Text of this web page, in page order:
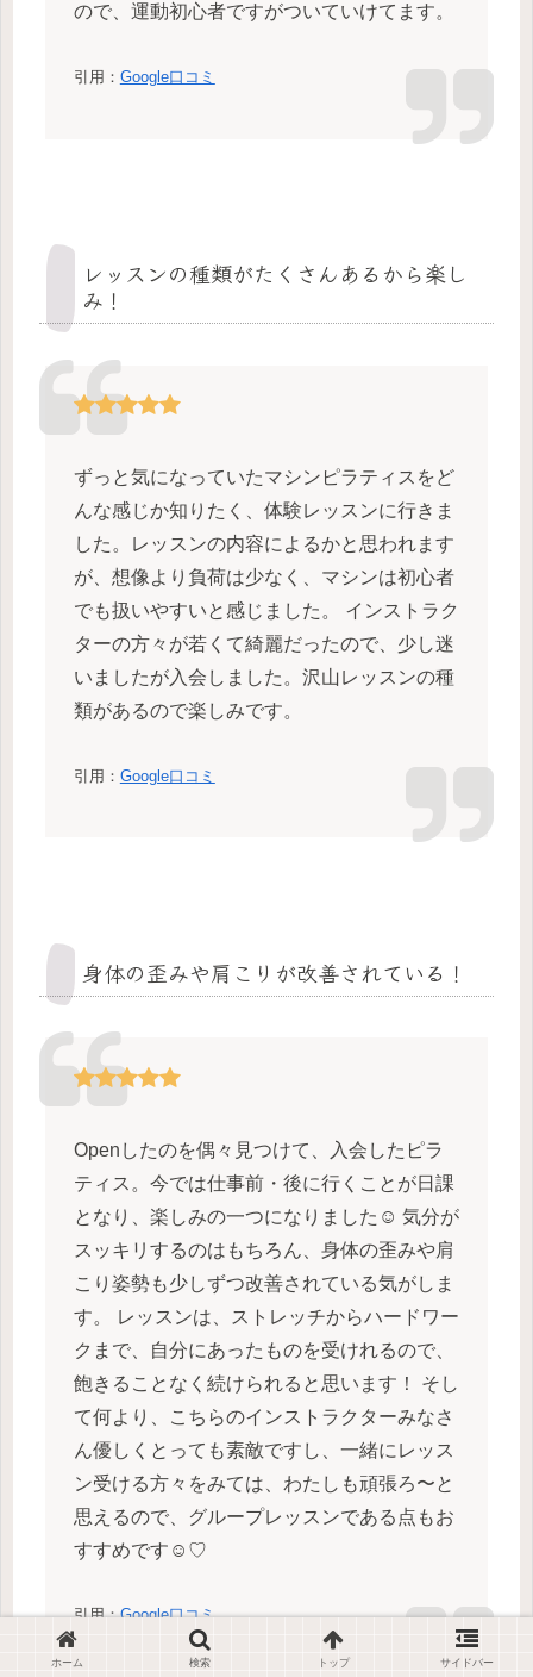
ので、運動初心者ですがついていけてます。
引用： Google口コミ
レッスンの種類がたくさんあるから楽し
み！
ずっと気になっていたマシンピラティスをど
んな感じか知りたく、体験レッスンに行きま
した。レッスンの内容によるかと思われます
が、想像より負荷は少なく、マシンは初心者
でも扱いやすいと感じました。 インストラク
ターの方々が若くて綺麗だったので、少し迷
いましたが入会しました。沢山レッスンの種
類があるので楽しみです。
引用： Google口コミ
身体の歪みや肩こりが改善されている！
Openしたのを偶々見つけて、入会したピラ
ティス。今では仕事前・後に行くことが日課
となり、楽しみの一つになりました☺︎ 気分が
スッキリするのはもちろん、身体の歪みや肩
こり姿勢も少しずつ改善されている気がしま
す。 レッスンは、ストレッチからハードワー
クまで、自分にあったものを受けれるので、
飽きることなく続けられると思います！ そし
て何より、こちらのインストラクターみなさ
ん優しくとっても素敵ですし、一緒にレッス
ン受ける方々をみては、わたしも頑張ろ〜と
思えるので、グループレッスンである点もお
すすめです☺︎♡
引用：Google口コミ
ホーム 検索 トップ サイドバー